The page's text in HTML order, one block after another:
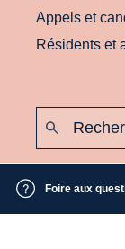
Appels et
Résidents et
Foire aux